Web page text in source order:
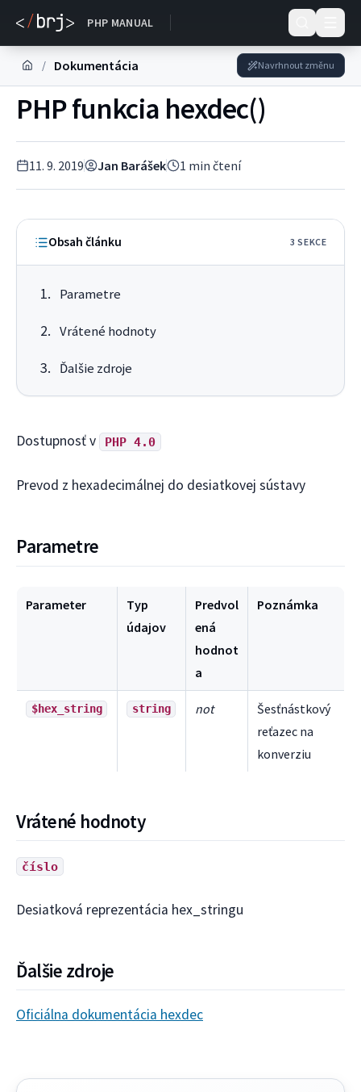
PHP MANUAL
DOKUMENTACE
/ Dokumentácia Navrhnout změnu
PHP funkcia hexdec()
11. 9. 2019 Jan Barášek 1 min čtení
Obsah článku 3 SEKCE
Parametre
Vrátené hodnoty
Ďalšie zdroje
Dostupnosť v PHP 4.0
Prevod z hexadecimálnej do desiatkovej sústavy
Parametre
Parameter
Typ
údajov
Predvol
ená
hodnot
a
Poznámka
$hex_string string not
Šesťnástkový
reťazec na
konverziu
Vrátené hodnoty
číslo
Desiatková reprezentácia hex_stringu
Ďalšie zdroje
Oficiálna dokumentácia hexdec